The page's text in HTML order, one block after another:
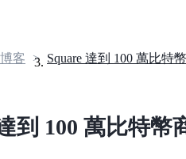
博客 >
到 100 萬比特